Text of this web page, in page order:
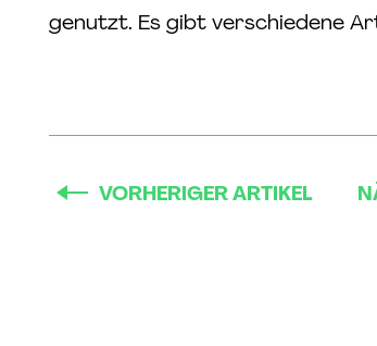
genutzt. Es gibt verschiedene
VORHERIGER ARTIKEL